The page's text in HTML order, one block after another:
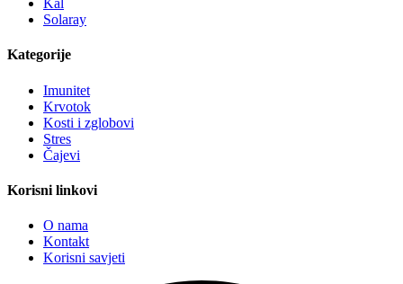
Kal
Solaray
Kategorije
Imunitet
Krvotok
Kosti i zglobovi
Stres
Čajevi
Korisni linkovi
O nama
Kontakt
Korisni savjeti